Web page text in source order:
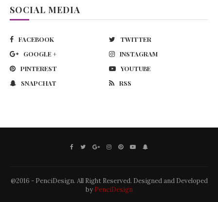
SOCIAL MEDIA
FACEBOOK
TWITTER
GOOGLE +
INSTAGRAM
PINTEREST
YOUTUBE
SNAPCHAT
RSS
@2016 - PenciDesign. All Right Reserved. Designed and Developed
by PenciDesign